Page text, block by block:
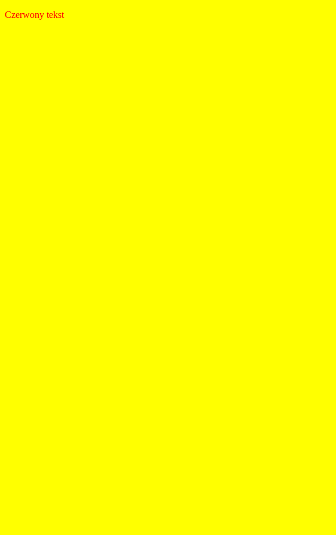
Czerwony tekst